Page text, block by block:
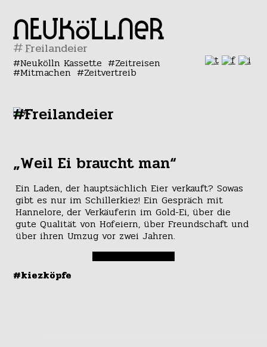
#
Neukölln Kassette Zeitreisen
Mitmachen Zeitvertreib
#Freilandeier
„Weil Ei braucht man“
Ein Laden, der hauptsächlich Eier verkauft? Sowas
gibt es nur im Schillerkiez! Ein Gespräch mit
Hannelore, der Verkäuferin im Gold-Ei, über die
gute Qualität von Hofeiern, über Freundschaft und
über ihren Umzug vor zwei Jahren.
#kiezköpfe